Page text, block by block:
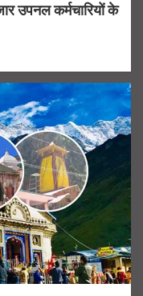
उपनल कर्मचारियों के